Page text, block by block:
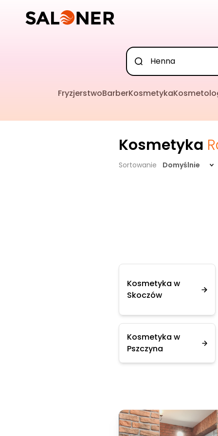
FryzjerstwoBarberKosmetyka
Kosmetyka
Sortowanie Domyślnie
Kosmetyka w
Skoczów
Kosmetyka w
Pszczyna